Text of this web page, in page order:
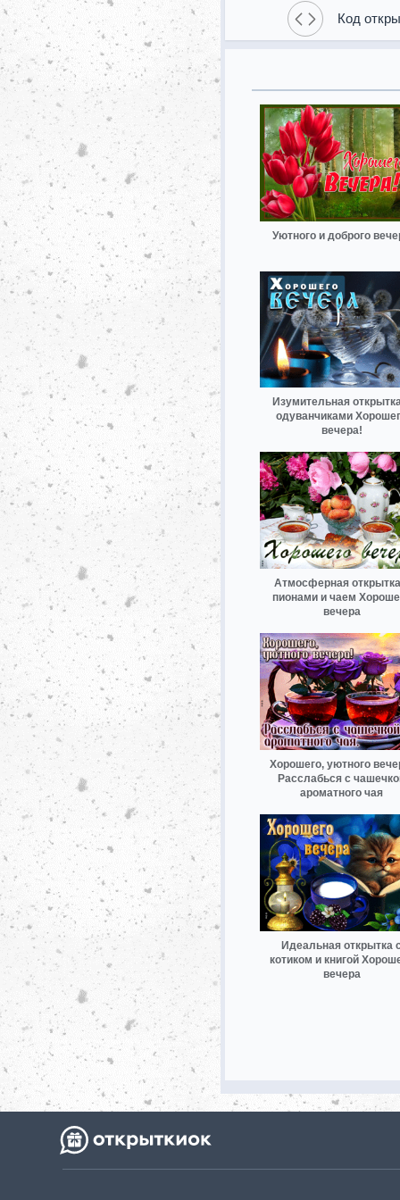
Код
Уютного и доброго
Изумительная
одуванчиками
вечера!
Атмосферная
пионами и чаем
вечера
Хорошего, уютного
Расслабься с
ароматного чая
Идеальная открытка
котиком и книгой
вечера